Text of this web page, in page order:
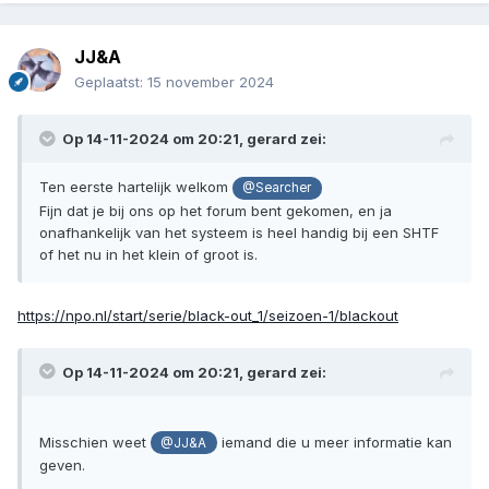
JJ&A
Geplaatst: 15 november 2024
Op 14-11-2024 om 20:21, gerard zei:
Ten eerste hartelijk welkom @Searcher
Fijn dat je bij ons op het forum bent gekomen, en ja
onafhankelijk van het systeem is heel handig bij een SHTF
of het nu in het klein of groot is.
https://npo.nl/start/serie/black-out_1/seizoen-1/blackout
Op 14-11-2024 om 20:21, gerard zei:
Misschien weet @JJ&A
iemand die u meer informatie kan
geven.